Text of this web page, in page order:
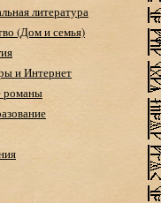
литература
(Дом и семья)
и Интернет